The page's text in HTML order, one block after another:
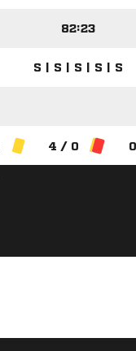
82:23
S | S | S | S | S
4 / 0